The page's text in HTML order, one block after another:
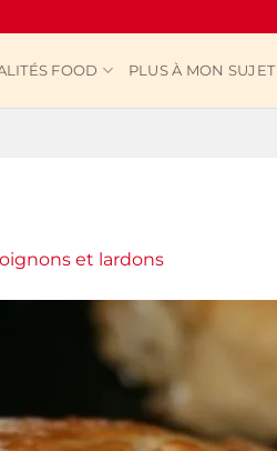
FOOD PLUS À MON SUJET
et lardons